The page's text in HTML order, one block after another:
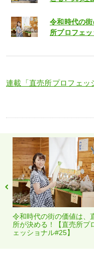
令和時代の
所プロフェッ
連載「直売所プロフェッ
令和時代の街の価値は、
所が決める！【直売所プ
ェッショナル#25】